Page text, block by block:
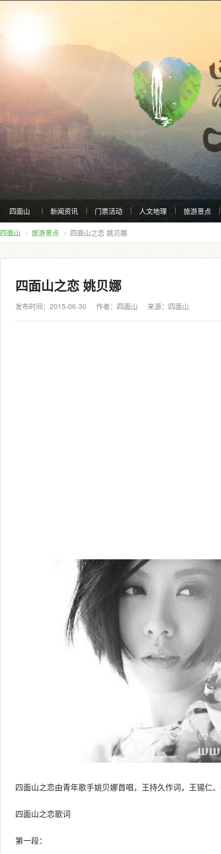
四面山 新闻资讯 门票活动 人文地理 旅游景点
四面山 旅游景点 四面山之恋 姚贝娜
四面山之恋 姚贝娜
发布时间：2015-06-30 作者：四面山 来源： 四面山
四面山之恋由青年歌手姚贝娜首唱，王持久作词，王锡仁
四面山之恋歌词
第一段：